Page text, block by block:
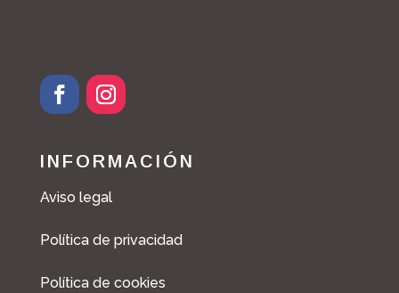
INFORMACIÓN
Aviso legal
Política de privacidad
Política de cookies